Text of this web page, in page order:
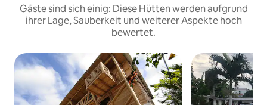
Gäste sind sich einig: Diese Hütten werden aufgrund
ihrer Lage, Sauberkeit und weiterer Aspekte hoch
bewertet.